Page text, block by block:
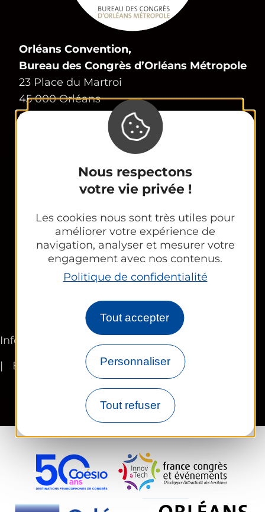
Nous respectons
votre vie privée !
Les cookies nous sont très utiles pour
améliorer votre expérience de
navigation, analyser et mesurer votre
engagement avec nos contenus.
Politique de confidentialité
Tout accepter
Personnaliser
Tout refuser
Orléans Convention,
Bureau des Congrès d’Orléans Métropole
23 Place du Martroi
45 000 Orléans
congres@tourisme-orleans.com
Espace Partenaires
Office Tourisme
CE et groupes
Newsletter
Informations légales
EN